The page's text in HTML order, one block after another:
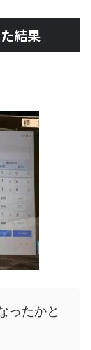
結果
ったかと